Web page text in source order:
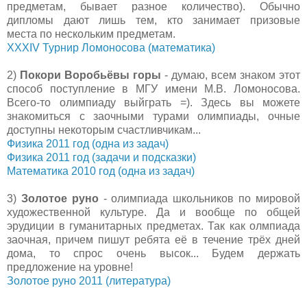
предметам, бывает разное количество). Обычно
дипломы дают лишь тем, кто занимает призовые
места по нескольким предметам.
XXXIV Турнир Ломоносова (математика)
2) Покори Воробьёвы горы - думаю, всем знаком этот
способ поступление в МГУ имени М.В. Ломоносова.
Всего-то олимпиаду выйграть =). Здесь вы можете
знакомиться с заочными турами олимпиады, очные
доступны некоторым счастливчикам...
Физика 2011 год (одна из задач)
Физика 2011 год (задачи и подсказки)
Математика 2010 год (одна из задач)
3) Золотое руно - олимпиада школьников по мировой
художественной культуре. Да и вообще по общей
эрудиции в гуманитарных предметах. Так как олмпиада
заочная, причем пишут ребята её в течение трёх дней
дома, то спрос очень высок... Будем держать
предложение на уровне!
Золотое руно 2011 (литература)